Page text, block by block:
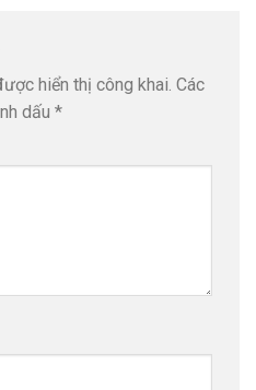
hiển thị công khai. Các
dấu *